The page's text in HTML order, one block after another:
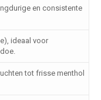
en consistente
ideaal voor
tot frisse menthol